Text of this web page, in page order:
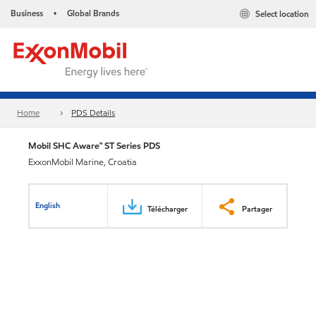
Business • Global Brands Select location
Home PDS Details
Mobil SHC Aware™ ST Series PDS
ExxonMobil Marine, Croatia
English Télécharger Partager